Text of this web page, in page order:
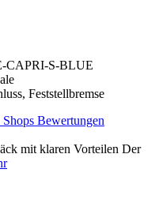
CAPRI-S-BLUE
Feststellbremse
Shops Bewertungen
mit klaren Vorteilen Der